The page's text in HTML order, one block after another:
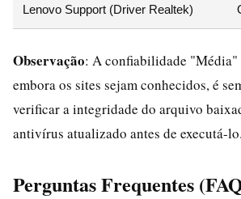
Lenovo Support (Driver Realtek)
Observação: A confiabilidade "Média"
embora os sites sejam conhecidos, é
verificar a integridade do arquivo
antivírus atualizado antes de executá-lo.
Perguntas Frequentes